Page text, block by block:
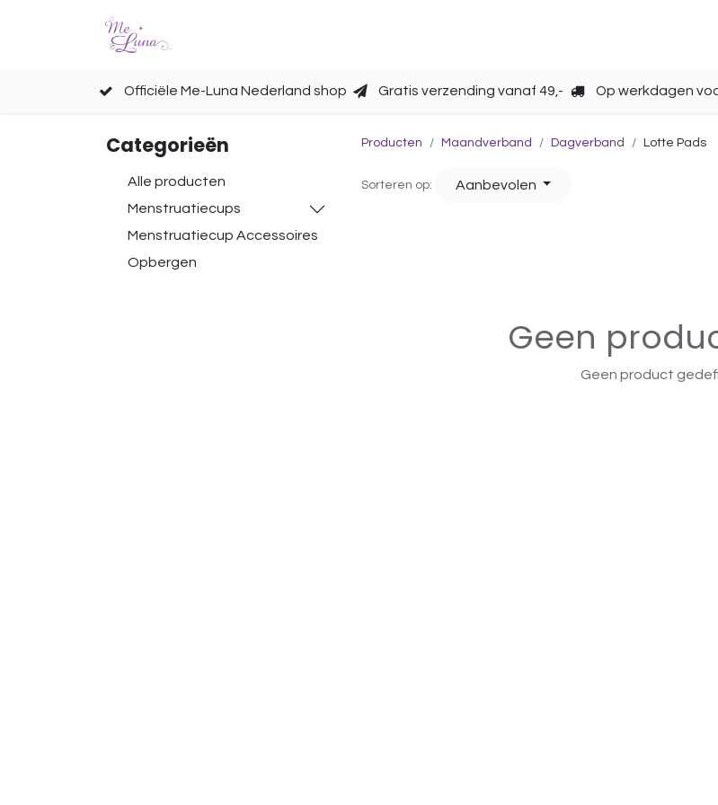
Officiële Me-Luna Nederland shop Gratis verzending vanaf 49,- Op werkdagen
Categorieën
Alle producten
Menstruatiecups
Menstruatiecup Accessoires
Opbergen
Producten Maandverband Dagverband Lotte Pads
Sorteren op: Aanbevolen
Geen
Geen product